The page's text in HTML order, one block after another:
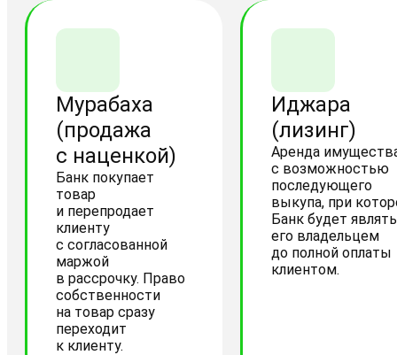
Мурабаха
(продажа
с наценкой)
Банк покупает
товар
и перепродает
клиенту
с согласованной
маржой
в рассрочку. Право
собственности
на товар сразу
переходит
к клиенту.
Иджара
(лизинг)
Аренда
с возможностью
последующего
выкупа, при
Банк будет
его владельцем
до полной оплаты
клиентом.